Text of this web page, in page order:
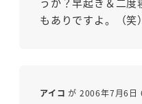
もありですよ。（笑）
アイコ が 2006年7月6日